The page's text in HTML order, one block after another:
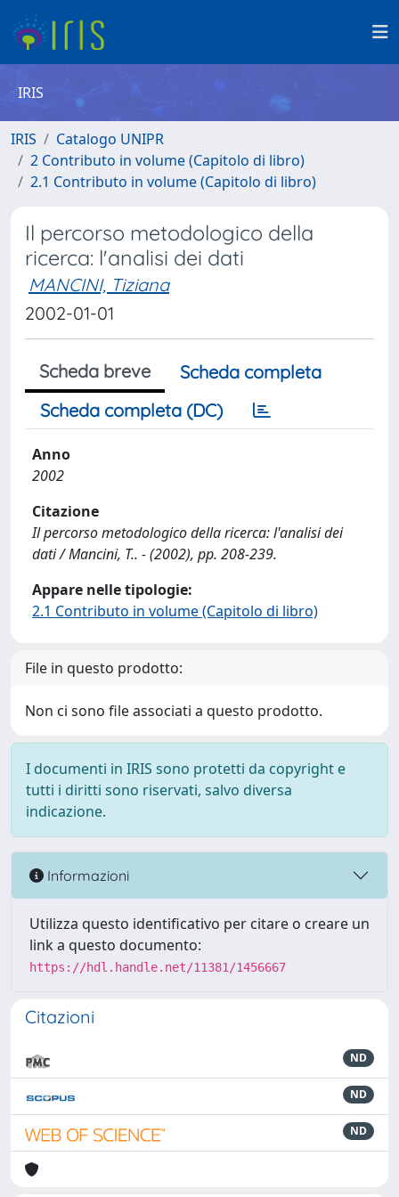
IRIS
IRIS
Catalogo UNIPR
2 Contributo in volume (Capitolo di libro)
2.1 Contributo in volume (Capitolo di libro)
Il percorso metodologico della
ricerca: l'analisi dei dati
MANCINI, Tiziana
2002-01-01
Scheda breve
Scheda completa
Scheda completa (DC)
Anno
2002
Citazione
Il percorso metodologico della ricerca: l'analisi dei
dati / Mancini, T.. - (2002), pp. 208-239.
Appare nelle tipologie:
2.1 Contributo in volume (Capitolo di libro)
File in questo prodotto:
Non ci sono file associati a questo prodotto.
I documenti in IRIS sono protetti da copyright e
tutti i diritti sono riservati, salvo diversa
indicazione.
Informazioni
Utilizza questo identificativo per citare o creare un
link a questo documento:
https://hdl.handle.net/11381/1456667
Citazioni
ND
ND
ND